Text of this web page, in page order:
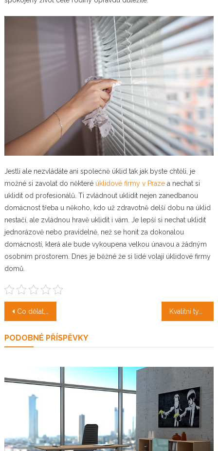
Jestli ale nezvládáte ani společně úklid tak jak byste chtěli, je
možné si zavolat do některé úklidové firmy v Prazea nechat si
uklidit od profesionálů. Ti zvládnout uklidit nejen zanedbanou
domácnost třeba u někoho, kdo už zdravotně delší dobu na úklid
nestačí, ale zvládnou hravě uklidit i vám. Je lepší si nechat uklidit
jednorázově nebo pravidelně, než se honit za dokonalou
domácností, která ale bude vykoupena velkou únavou a žádným
osobním prostorem. Dnes je běžné že si lidé volají úklidové firmy
domů.
Navigace
příspěvek
Co dělat, aby nám byla schválena hypotéka po insolvenci Kvalitní typ řetězu
PODOBNÉ PŘÍSPĚVKY